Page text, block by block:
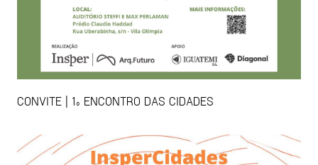
CONVITE | 1º ENCONTRO DAS CIDADES